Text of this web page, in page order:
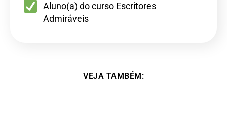
Aluno(a) do curso Escritores
Admiráveis
VEJA TAMBÉM: